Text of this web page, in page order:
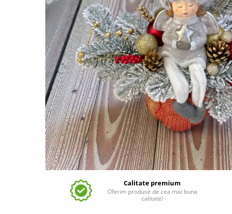
Calitate premium
Oferim produse de cea mai buna
calitate!